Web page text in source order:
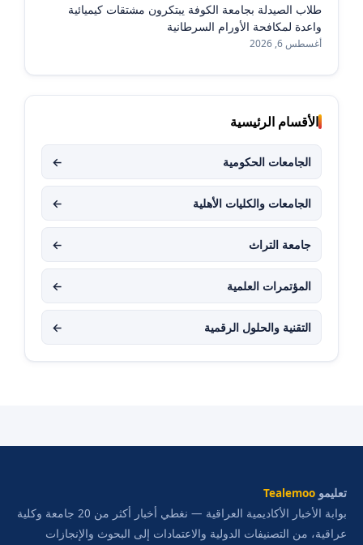
طلاب الصيدلة بجامعة الكوفة يبتكرون مشتقات كيميائية
واعدة لمكافحة الأورام السرطانية
أغسطس 6, 2026
الأقسام الرئيسية
الجامعات الحكومية ←
الجامعات والكليات الأهلية ←
جامعة التراث ←
المؤتمرات العلمية ←
التقنية والحلول الرقمية ←
تعليمو Tealemoo
بوابة الأخبار الأكاديمية العراقية — نغطي أخبار أكثر من 20 جامعة وكلية
عراقية، من التصنيفات الدولية والاعتمادات إلى البحوث والإنجازات